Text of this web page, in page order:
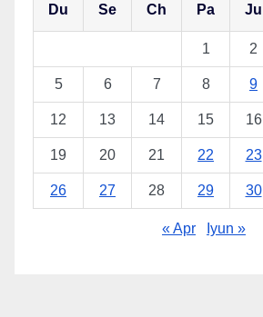
Du Se Ch Pa Ju
1 2
5 6 7 8 9
12 13 14 15 16
19 20 21 22 23
26 27 28 29 30
« Apr Iyun »